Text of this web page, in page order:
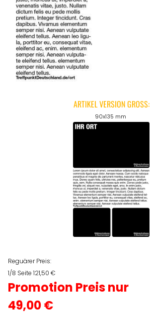
ARTIKEL VERSION GROSS:
90x135 mm
Reguärer Preis:
1/8 Seite 121,50 €
Promotion Preis nur
49,00 €